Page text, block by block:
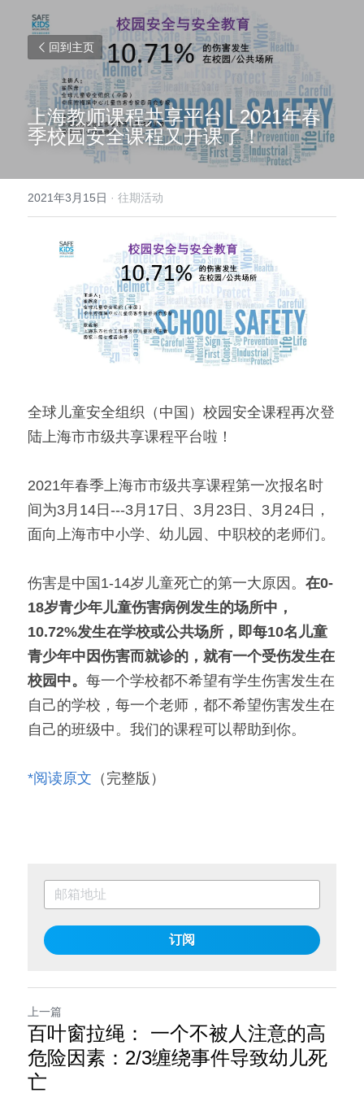
回到主页
上海教师课程共享平台 I 2021年春
季校园安全课程又开课了！
2021年3月15日 · 往期活动
全球儿童安全组织（中国）校园安全课程再次登
陆上海市市级共享课程平台啦！
2021年春季上海市市级共享课程第一次报名时
间为3月14日---3月17日、3月23日、3月24日，
面向上海市中小学、幼儿园、中职校的老师们。
伤害是中国1-14岁儿童死亡的第一大原因。 在0-
18岁青少年儿童伤害病例发生的场所中，
10.72%发生在学校或公共场所，即每10名儿童
青少年中因伤害而就诊的，就有一个受伤发生在
校园中。 每一个学校都不希望有学生伤害发生在
自己的学校，每一个老师，都不希望伤害发生在
自己的班级中。我们的课程可以帮助到你。
*阅读原文 （完整版）
订阅
上一篇
百叶窗拉绳： 一个不被人注意的高
危险因素：2/3缠绕事件导致幼儿死
亡